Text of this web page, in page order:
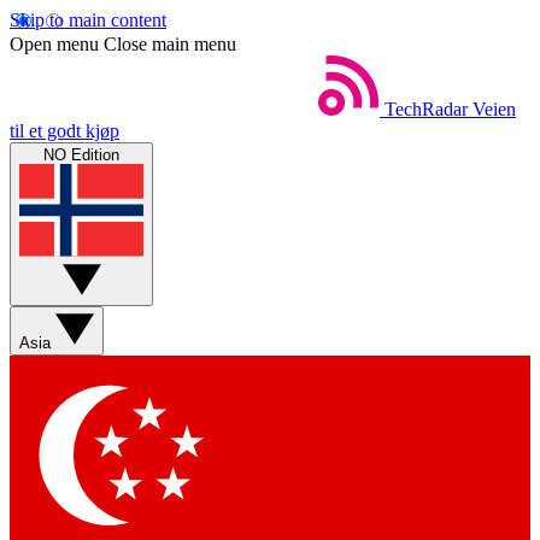
Skip to main content
Open menu Close main menu
TechRadar Veien
til et godt kjøp
NO Edition
Asia